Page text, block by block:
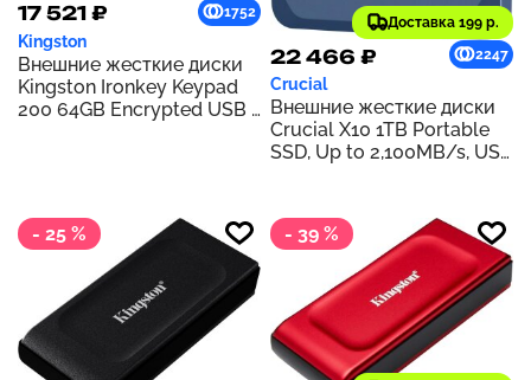
17 521 ₽ 1752
Kingston
Внешние жесткие диски
Kingston Ironkey Keypad
200 64GB Encrypted USB |
Force & BadUSB
Protection | IKKP2
Доставка 199 р.
22 466 ₽ 2247
Crucial
Внешние жесткие диски
Crucial X10 1TB Portable
SSD, Up to 2,100MB/s, USB
with Windows, Mac &
Android, Durable Storage
for Games, Photos & Files,
- 25 % - 39 %